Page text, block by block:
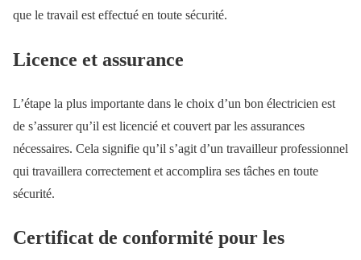
que le travail est effectué en toute sécurité.
Licence et assurance
L’étape la plus importante dans le choix d’un bon électricien est
de s’assurer qu’il est licencié et couvert par les assurances
nécessaires. Cela signifie qu’il s’agit d’un travailleur professionnel
qui travaillera correctement et accomplira ses tâches en toute
sécurité.
Certificat de conformité pour les